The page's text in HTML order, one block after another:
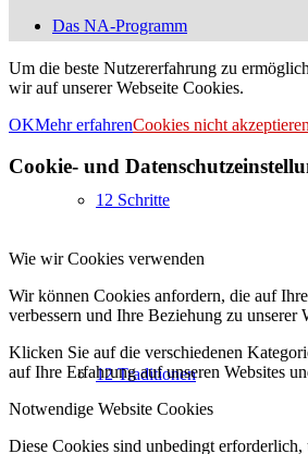
Das NA-Programm
12 Schritte
12 Traditionen
Um die beste Nutzererfahrung zu
wir auf unserer Webseite Cookies.
OKMehr erfahrenCookies nicht akzeptieren
Cookie- und
Wie wir Cookies verwenden
Wir können Cookies anfordern, die auf
verbessern und Ihre Beziehung zu unserer
Klicken Sie auf die verschiedenen
auf Ihre Erfahrung auf unseren Websites
Notwendige Website Cookies
Diese Cookies sind unbedingt